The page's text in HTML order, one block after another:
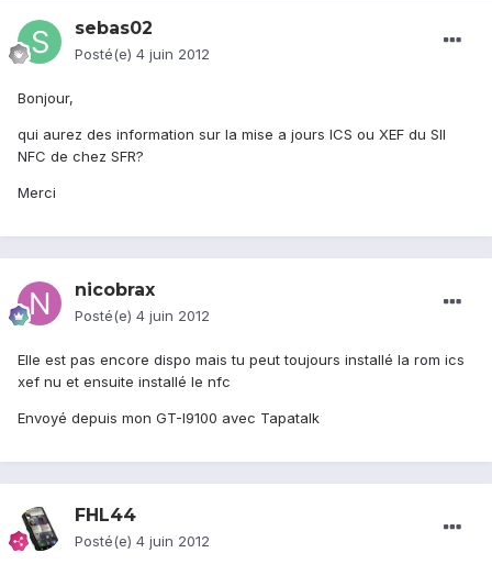
sebas02
Posté(e) 4 juin 2012
Bonjour,
qui aurez des information sur la mise a jours ICS ou XEF du SII
NFC de chez SFR?
Merci
nicobrax
Posté(e) 4 juin 2012
Elle est pas encore dispo mais tu peut toujours installé la rom ics
xef nu et ensuite installé le nfc
Envoyé depuis mon GT-I9100 avec Tapatalk
FHL44
Posté(e) 4 juin 2012